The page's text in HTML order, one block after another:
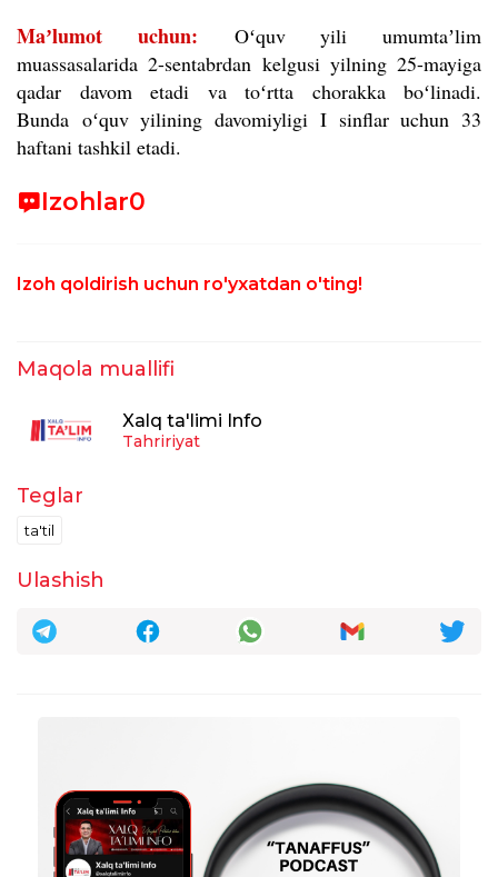
Maʼlumot uchun: Oʻquv yili umumtaʼlim
muassasalarida 2-sentabrdan kelgusi yilning 25-mayiga
qadar davom etadi va toʻrtta chorakka boʻlinadi.
Bunda oʻquv yilining davomiyligi I sinflar uchun 33
haftani tashkil etadi.
Izohlar0
Izoh qoldirish uchun ro'yxatdan o'ting!
Maqola muallifi
Xalq ta'limi Info
Tahririyat
Teglar
ta'til
Ulashish